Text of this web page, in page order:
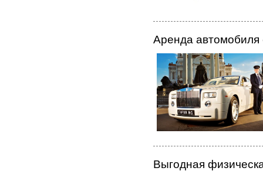
Аренда автомобиля
Выгодная